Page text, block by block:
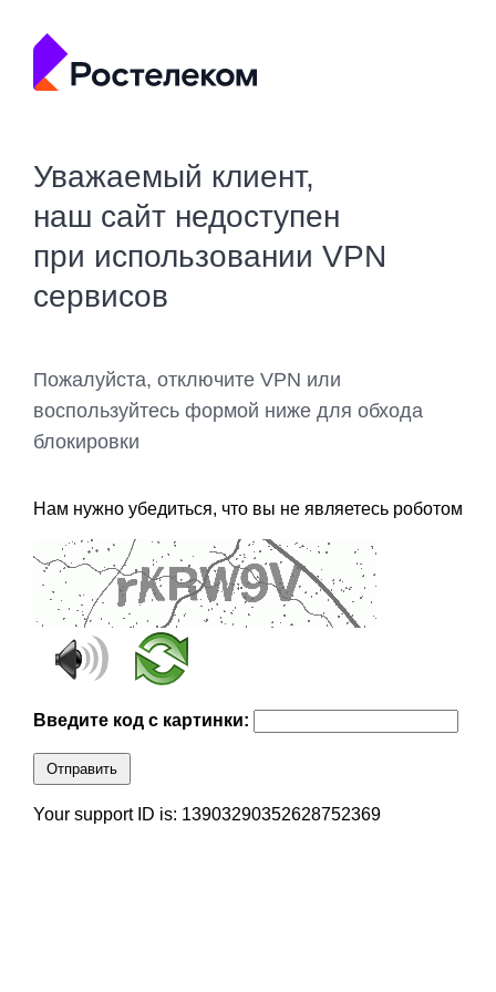
Уважаемый клиент,
наш сайт недоступен
при использовании VPN
сервисов
Пожалуйста, отключите VPN или
воспользуйтесь формой ниже для обхода
блокировки
Нам нужно убедиться, что вы не являетесь роботом
Введите код с картинки:
Отправить
Your support ID is: 13903290352628752369